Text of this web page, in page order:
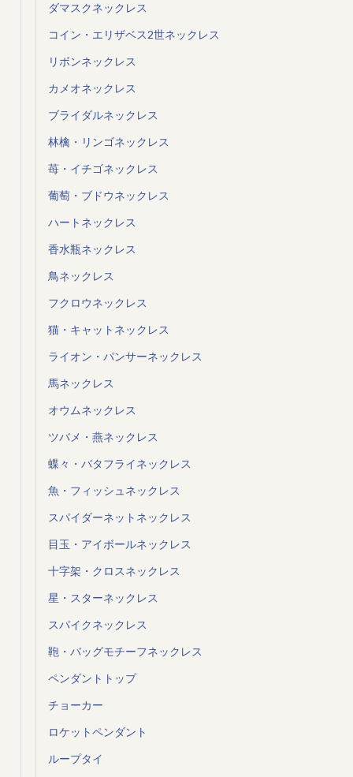
ダマスクネックレス
コイン・エリザベス2世ネックレス
リボンネックレス
カメオネックレス
ブライダルネックレス
林檎・リンゴネックレス
苺・イチゴネックレス
葡萄・ブドウネックレス
ハートネックレス
香水瓶ネックレス
鳥ネックレス
フクロウネックレス
猫・キャットネックレス
ライオン・パンサーネックレス
馬ネックレス
オウムネックレス
ツバメ・燕ネックレス
蝶々・バタフライネックレス
魚・フィッシュネックレス
スパイダーネットネックレス
目玉・アイボールネックレス
十字架・クロスネックレス
星・スターネックレス
スパイクネックレス
鞄・バッグモチーフネックレス
ペンダントトップ
チョーカー
ロケットペンダント
ループタイ